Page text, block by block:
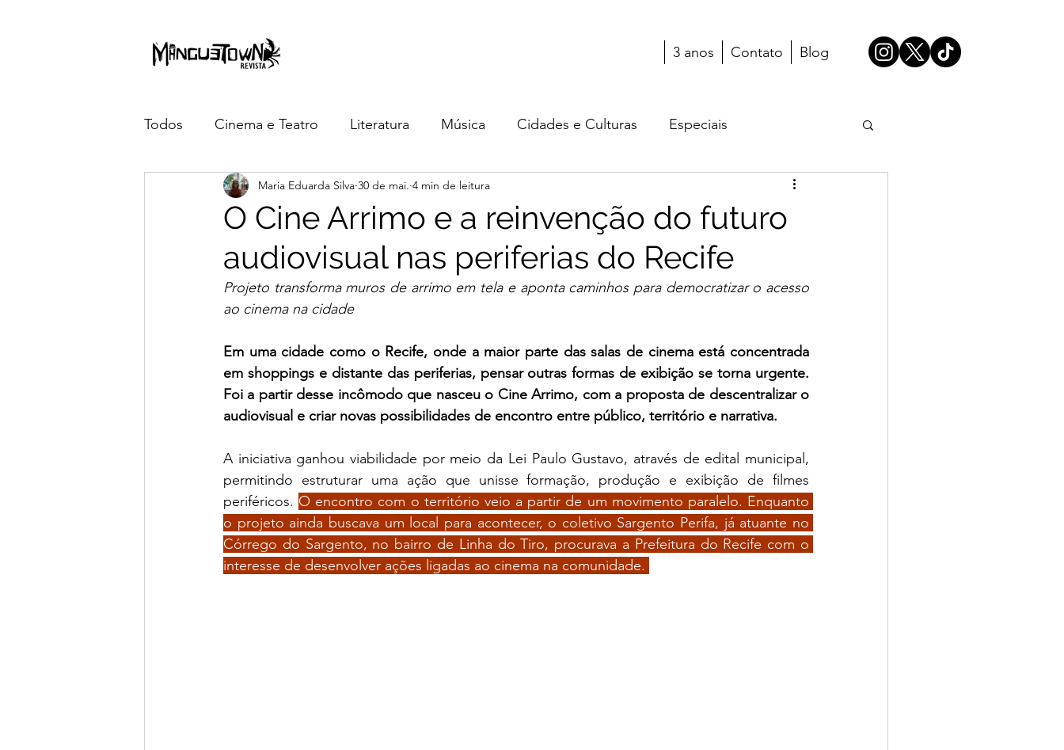
3 anos Contato Blog
Todos Cinema e Teatro Literatura Música Cidades e Culturas Especiais
3 anos da Manguetown Teatro Cultura
O Cine Arrimo e a reinvenção do futuro
audiovisual nas periferias do Recife
Maria Eduarda Silva 30 de mai. 4 min de leitura
Projeto transforma muros de arrimo em tela e aponta caminhos para democratizar o acesso
ao cinema na cidade
Em uma cidade como o Recife, onde a maior parte das salas de cinema está concentrada
em shoppings e distante das periferias, pensar outras formas de exibição se torna urgente.
Foi a partir desse incômodo que nasceu o Cine Arrimo, com a proposta de descentralizar o
audiovisual e criar novas possibilidades de encontro entre público, território e narrativa.
A iniciativa ganhou viabilidade por meio da Lei Paulo Gustavo, através de edital municipal,
permitindo estruturar uma ação que unisse formação, produção e exibição de filmes
periféricos. O encontro com o território veio a partir de um movimento paralelo. Enquanto
o projeto ainda buscava um local para acontecer, o coletivo Sargento Perifa, já atuante no
Córrego do Sargento, no bairro de Linha do Tiro, procurava a Prefeitura do Recife com o
interesse de desenvolver ações ligadas ao cinema na comunidade.